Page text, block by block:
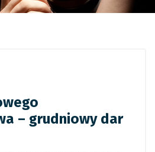
– grudniowy dar